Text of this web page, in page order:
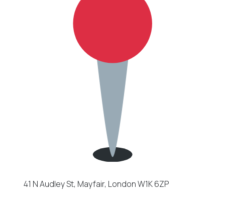
41 N Audley St, Mayfair, London W1K 6ZP